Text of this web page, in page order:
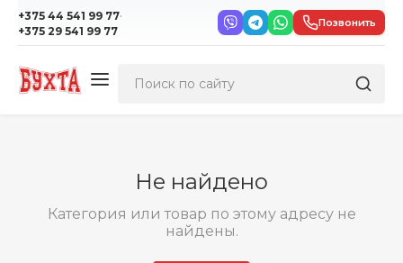
+375 44 541 99 77·
+375 29 541 99 77
Позвонить
Не найдено
Категория или товар по этому адресу не
найдены.